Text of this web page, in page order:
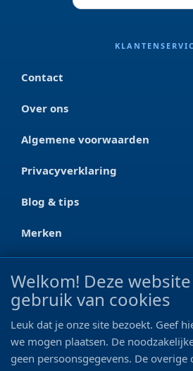
Contact
Over ons
Algemene voorwaarden
Privacyverklaring
Blog & tips
Merken
CONTACT
Ootmarsumseweg 125a
0546 - 622 990
Welkom! Deze
gebruik van cookies
Leuk dat je onze site bezoekt. Geef
we mogen plaatsen. De
geen persoonsgegevens. De overige